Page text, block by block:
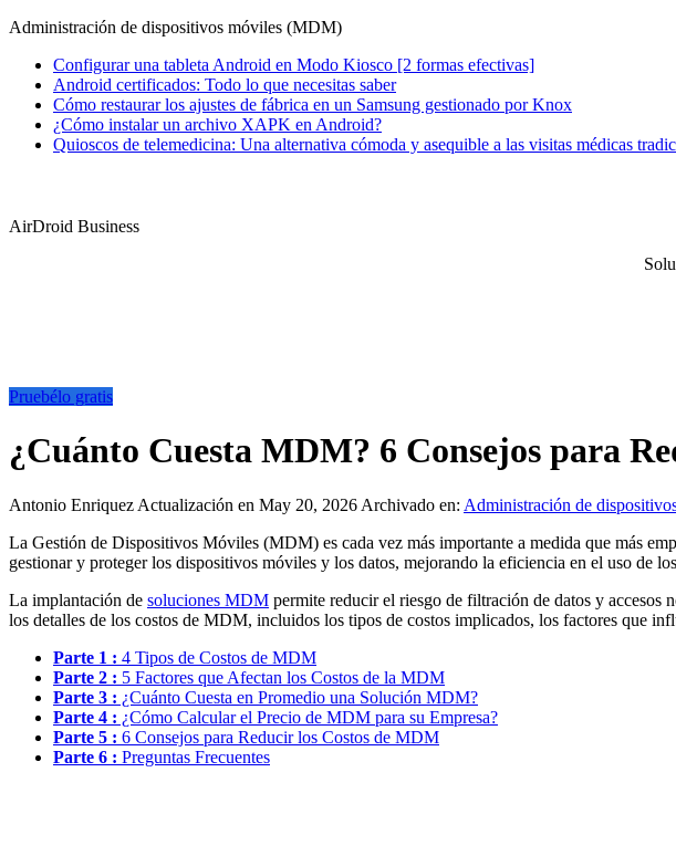
Administración de dispositivos móviles (MDM)
Configurar una tableta Android en Modo Kiosco [2 formas efectivas]
Android certificados: Todo lo que necesitas saber
Cómo restaurar los ajustes de fábrica en un Samsung gestionado por Knox
¿Cómo instalar un archivo XAPK en Android?
Quioscos de telemedicina: Una alternativa cómoda y asequible a las visitas médicas
AirDroid Business
Pruebélo gratis
¿Cuánto Cuesta MDM? 6 Consejos para
Antonio Enriquez Actualización en May 20, 2026 Archivado en: Administración de
La Gestión de Dispositivos Móviles (MDM) es cada vez más importante a medida que más
gestionar y proteger los dispositivos móviles y los datos, mejorando la eficiencia en el uso de
La implantación de soluciones MDM permite reducir el riesgo de filtración de datos y accesos
los detalles de los costos de MDM, incluidos los tipos de costos implicados, los factores que
Parte 1 : 4 Tipos de Costos de MDM
Parte 2 : 5 Factores que Afectan los Costos de la MDM
Parte 3 : ¿Cuánto Cuesta en Promedio una Solución MDM?
Parte 4 : ¿Cómo Calcular el Precio de MDM para su Empresa?
Parte 5 : 6 Consejos para Reducir los Costos de MDM
Parte 6 : Preguntas Frecuentes